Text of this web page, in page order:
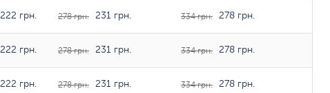
222 грн. 278 грн. 231 грн. 334 грн. 278 грн.
222 грн. 278 грн. 231 грн. 334 грн. 278 грн.
222 грн. 278 грн. 231 грн. 334 грн. 278 грн.